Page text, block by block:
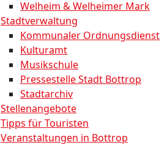
Welheim & Welheimer Mark
Stadtverwaltung
Kommunaler Ordnungsdienst
Kulturamt
Musikschule
Pressestelle Stadt Bottrop
Stadtarchiv
Stellenangebote
Tipps für Touristen
Veranstaltungen in Bottrop